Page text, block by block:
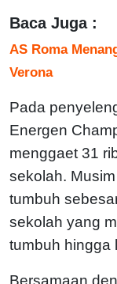
Baca Juga :
AS Roma
Verona
Pada
Energen
menggaet 31
sekolah.
tumbuh
sekolah yang
tumbuh hingga
Bersamaan